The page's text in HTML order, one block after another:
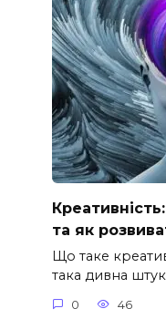
та як
Що таке
така дивна
0 46